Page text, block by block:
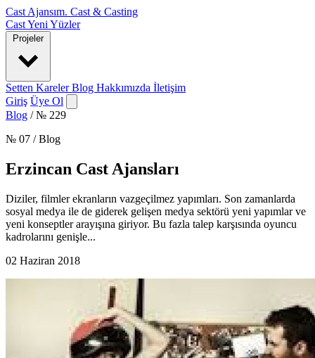
Cast Ajansım. Cast & Casting
CastYeni Yüzler
Projeler
Setten KarelerBlog Hakkımızda İletişim
Giriş Üye Ol
Blog / № 229
№ 07 / Blog
Erzincan Cast Ajansları
Diziler, filmler ekranların vazgeçilmez yapımları. Son zamanlarda
sosyal medya ile de giderek gelişen medya sektörü yeni yapımlar ve
yeni konseptler arayışına giriyor. Bu fazla talep karşısında oyuncu
kadrolarını genişle...
02 Haziran 2018